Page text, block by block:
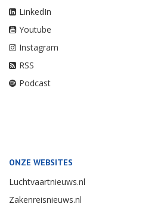
LinkedIn
Youtube
Instagram
RSS
Podcast
ONZE WEBSITES
Luchtvaartnieuws.nl
Zakenreisnieuws.nl